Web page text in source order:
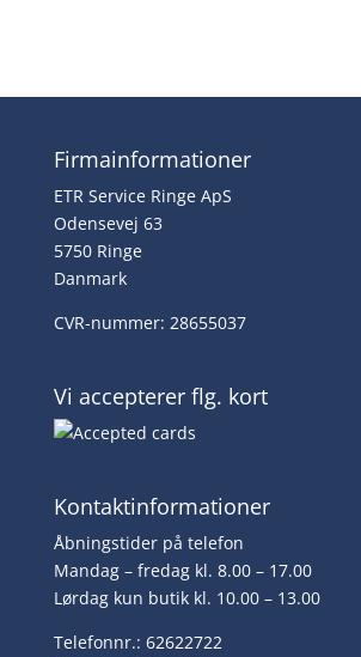
Firmainformationer
ETR Service Ringe ApS
Odensevej 63
5750 Ringe
Danmark
CVR-nummer: 28655037
Vi accepterer flg. kort
Kontaktinformationer
Åbningstider på telefon
Mandag – fredag kl. 8.00 – 17.00
Lørdag kun butik kl. 10.00 – 13.00
Telefonnr.: 62622722